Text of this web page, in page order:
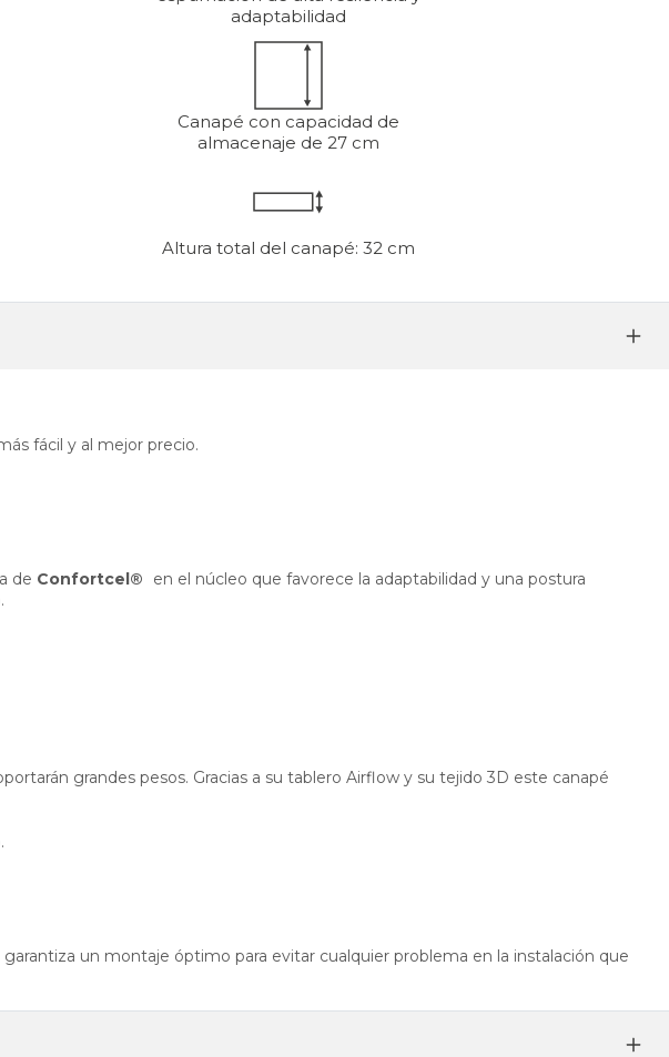
adaptabilidad
Canapé con capacidad de
almacenaje de 27 cm
Altura total del canapé: 32 cm
fácil y al mejor precio.
de Confortcel®
en el núcleo que favorece la adaptabilidad y una postura
grandes pesos. Gracias a su tablero Airflow y su tejido 3D este canapé
un montaje óptimo para evitar cualquier problema en la instalación que